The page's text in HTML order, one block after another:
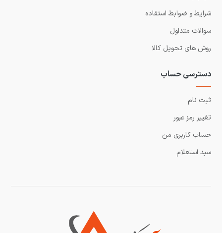
شرایط و ضوابط استفاده
سوالات متداول
روش های تحویل کالا
دسترسی حساب
ثبت نام
تغییر رمز عبور
حساب کاربری من
سبد استعلام